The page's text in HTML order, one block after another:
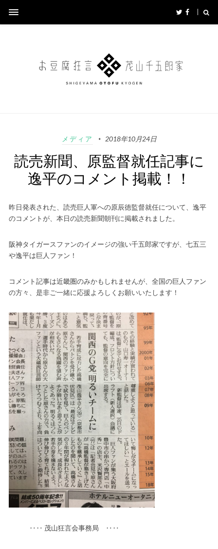
メディア 2018年10月24日
読売新聞、原監督就任記事に
逸平のコメント掲載！！
昨日発表された、読売巨人軍への原辰徳監督就任について、逸平
のコメントが、本日の読売新聞朝刊に掲載されました。
阪神タイガースファンのイメージの強い千五郎家ですが、七五三
や逸平は巨人ファン！
コメント記事は近畿圏のみかもしれませんが、全国の巨人ファン
の方々、是非ご一緒に応援よろしくお願いいたします！
‥‥ 茂山狂言会事務局 ‥‥